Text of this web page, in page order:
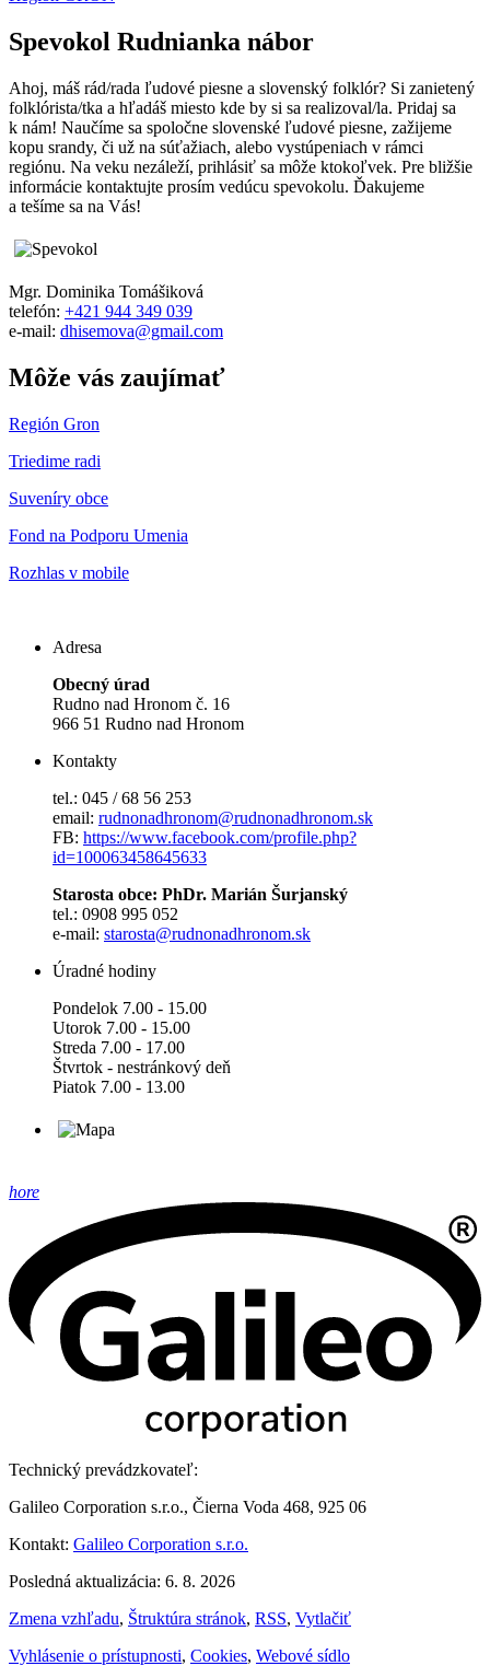
Spevokol Rudnianka nábor
Ahoj, máš rád/rada ľudové piesne a slovenský folklór? Si zanietený
folklórista/tka a hľadáš miesto kde by si sa realizoval/la. Pridaj sa
k nám! Naučíme sa spoločne slovenské ľudové piesne, zažijeme
kopu srandy, či už na súťažiach, alebo vystúpeniach v rámci
regiónu. Na veku nezáleží, prihlásiť sa môže ktokoľvek. Pre bližšie
informácie kontaktujte prosím vedúcu spevokolu. Ďakujeme
a tešíme sa na Vás!
Mgr. Dominika Tomášiková
telefón: +421 944 349 039
e-mail: dhisemova@gmail.com
Môže vás zaujímať
Región Gron
Triedime radi
Suveníry obce
Fond na Podporu Umenia
Rozhlas v mobile
Adresa
Obecný úrad
Rudno nad Hronom č. 16
966 51 Rudno nad Hronom
Kontakty
tel.: 045 / 68 56 253
email: rudnonadhronom@rudnonadhronom.sk
FB: https://www.facebook.com/profile.php?
id=100063458645633
Starosta obce: PhDr. Marián Šurjanský
tel.: 0908 995 052
e-mail: starosta@rudnonadhronom.sk
Úradné hodiny
Pondelok 7.00 - 15.00
Utorok 7.00 - 15.00
Streda 7.00 - 17.00
Štvrtok - nestránkový deň
Piatok 7.00 - 13.00
hore
Technický prevádzkovateľ:
Galileo Corporation s.r.o., Čierna Voda 468, 925 06
Kontakt: Galileo Corporation s.r.o.
Posledná aktualizácia: 6. 8. 2026
Zmena vzhľadu, Štruktúra stránok, RSS, Vytlačiť
Vyhlásenie o prístupnosti, Cookies, Webové sídlo